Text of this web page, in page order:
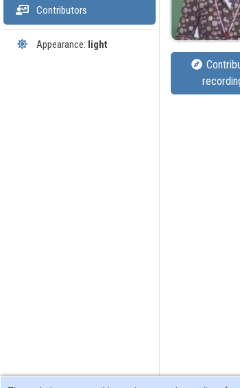
Contributors
Appearance: light
Contributor's